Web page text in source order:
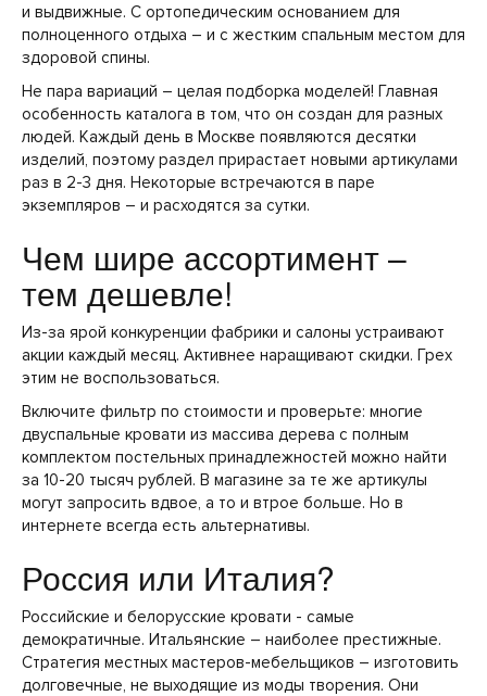
и выдвижные. С ортопедическим основанием для
полноценного отдыха – и с жестким спальным местом для
здоровой спины.
Не пара вариаций – целая подборка моделей! Главная
особенность каталога в том, что он создан для разных
людей. Каждый день в Москве появляются десятки
изделий, поэтому раздел прирастает новыми артикулами
раз в 2-3 дня. Некоторые встречаются в паре
экземпляров – и расходятся за сутки.
Чем шире ассортимент –
тем дешевле!
Из-за ярой конкуренции фабрики и салоны устраивают
акции каждый месяц. Активнее наращивают скидки. Грех
этим не воспользоваться.
Включите фильтр по стоимости и проверьте: многие
двуспальные кровати из массива дерева с полным
комплектом постельных принадлежностей можно найти
за 10-20 тысяч рублей. В магазине за те же артикулы
могут запросить вдвое, а то и втрое больше. Но в
интернете всегда есть альтернативы.
Россия или Италия?
Российские и белорусские кровати - самые
демократичные. Итальянские – наиболее престижные.
Стратегия местных мастеров-мебельщиков – изготовить
долговечные, не выходящие из моды творения. Они